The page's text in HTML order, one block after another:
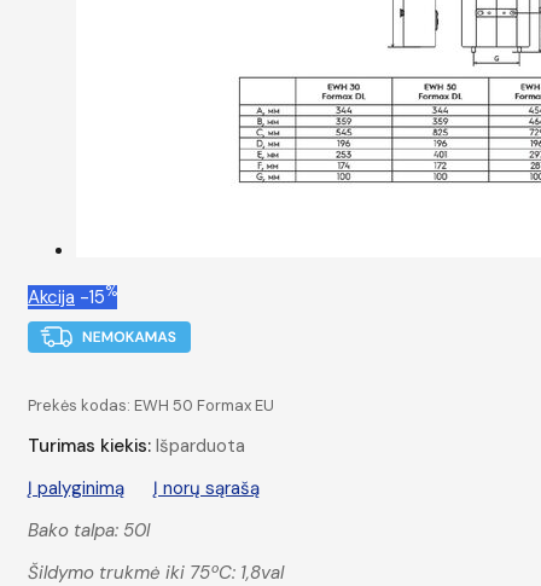
Akcija -15%
Prekės kodas: EWH 50 Formax EU
Turimas kiekis: Išparduota
Į palyginimą
Į norų sąrašą
Bako talpa: 50l
Šildymo trukmė iki 75ºC: 1,8val